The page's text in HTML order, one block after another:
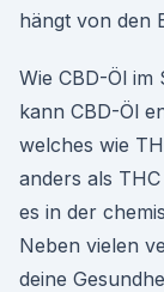
hängt von den
Wie CBD-Öl
kann CBD-Öl
welches wie
anders als
es in der
Neben vielen
deine